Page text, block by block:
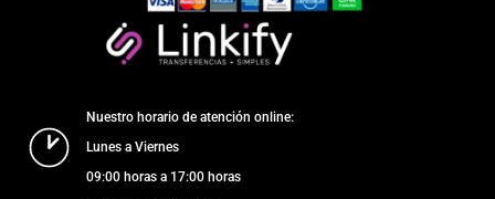
Nuestro horario de atención online:
Lunes a Viernes
09:00 horas a 17:00 horas